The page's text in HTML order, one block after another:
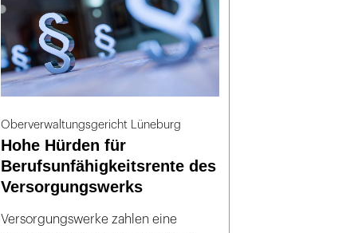
Oberverwaltungsgericht Lüneburg
Hohe Hürden für
Berufsunfähigkeitsrente des
Versorgungswerks
Versorgungswerke zahlen eine